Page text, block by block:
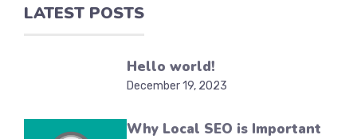
LATEST POSTS
Hello world!
December 19, 2023
Why Local SEO is Important